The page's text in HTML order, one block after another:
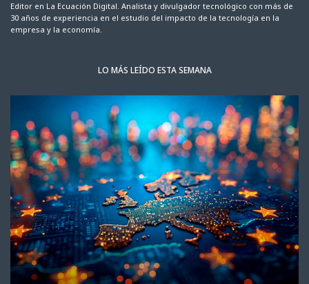
Editor en La Ecuación Digital. Analista y divulgador tecnológico con más de
30 años de experiencia en el estudio del impacto de la tecnología en la
empresa y la economía.
LO MÁS LEÍDO ESTA SEMANA